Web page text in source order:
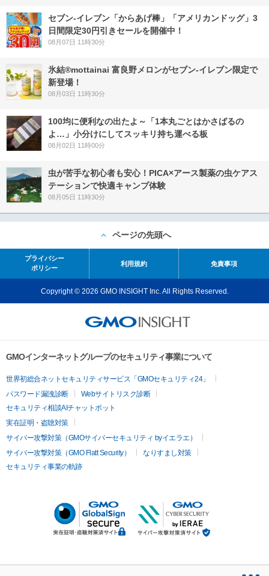
セブン‐イレブン「からあげ棒」「アメリカンドッグ」3
日間限定30円引きセールを開催中！
08月07日 11時30分
氷結®mottainai 富良野メロンがセブン‐イレブン限定で
新登場！
08月03日 11時30分
100均に便利なの出たよ～「1本丸ごとはかさばるの
よ…」小分けにしてスッキリ持ち運べる板
08月02日 11時00分
虫が苦手な初心者も安心！PICA×アース製薬の虫ケアス
テーションで快適キャンプ体験
08月05日 11時30分
ページの先頭へ
プライバシー
ポリシー
利用規約 免責事項
Copyright © 2026 GMO INSIGHT Inc. All Rights Reserved.
GMOインターネットグループのセキュリティ事業について
世界初総合ネットセキュリティサービス「GMOセキュリティ24」
パスワード漏洩診断
Webサイトリスク診断
セキュリティ相談AIチャットボット
実在証明・盗聴対策
サイバー攻撃対策（GMOサイバーセキュリティ byイエラエ）
サイバー攻撃対策（GMO Flatt Security）
なりすまし対策
セキュリティ事業の軌跡